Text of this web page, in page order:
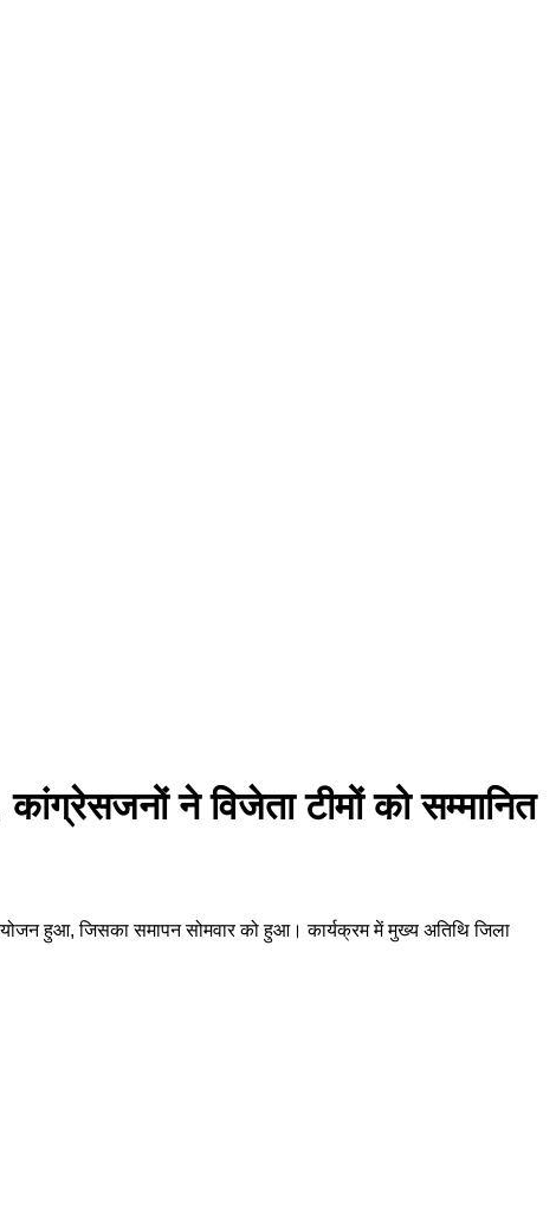
ने विजेता टीमों को सम्मानित
आयोजन हुआ, जिसका समापन सोमवार को हुआ। कार्यक्रम में मुख्य अतिथि जिला